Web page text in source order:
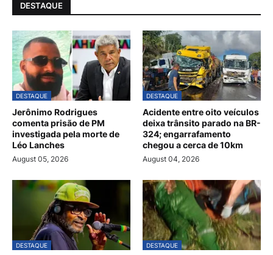
DESTAQUE
DESTAQUE
Jerônimo Rodrigues
comenta prisão de PM
investigada pela morte de
Léo Lanches
August 05, 2026
DESTAQUE
Acidente entre oito veículos
deixa trânsito parado na BR-
324; engarrafamento
chegou a cerca de 10km
August 04, 2026
DESTAQUE DESTAQUE